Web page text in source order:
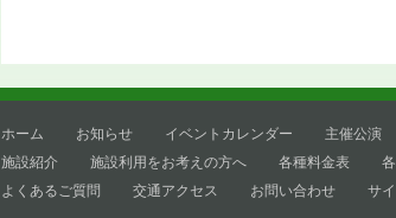
ホーム お知らせ イベントカレンダー 主催公演
施設紹介
施設利用をお考えの方へ 各種料金表
よくあるご質問
交通アクセス お問い合わせ サ